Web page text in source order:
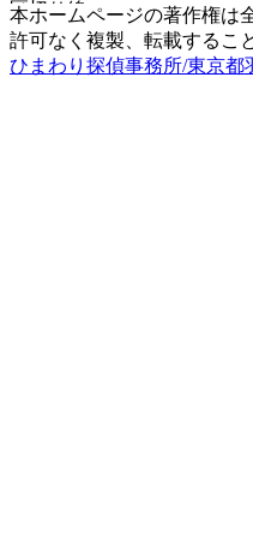
本ホームページの著作権は
許可なく複製、転載するこ
ひまわり探偵事務所/東京都